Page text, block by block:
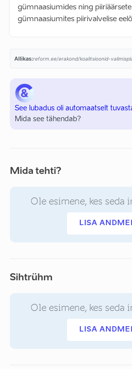
gümnaasiumides ning
gümnaasiumites piirivalvelise
Allikas:
See lubadus oli automaatselt
Mida see tähendab?
Mida tehti?
Ole esimene, kes seda
LISA
Sihtrühm
Ole esimene, kes seda
LISA